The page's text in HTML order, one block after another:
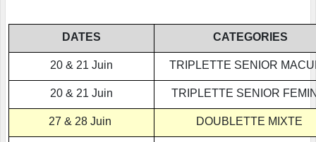
DATES CATEGORIES
20 & 21 Juin TRIPLETTE SENIOR
20 & 21 Juin TRIPLETTE SENIOR
27 & 28 Juin DOUBLETTE MIXTE